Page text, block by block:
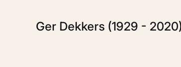
Ger Dekkers (1929 - 2020)